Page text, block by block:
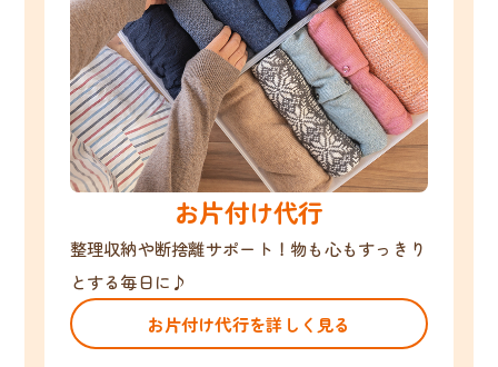
お片付け代行
整理収納や断捨離サポート！物も心もすっきり
とする毎日に♪
お片付け代行を詳しく見る